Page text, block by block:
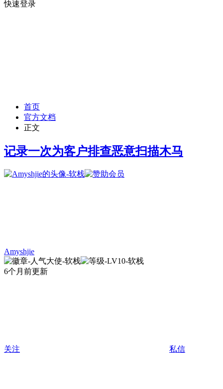
快速登录
首页
官方文档
正文
记录一次为客户排查恶意扫描木马
Amyshjie
6个月前更新
关注 私信